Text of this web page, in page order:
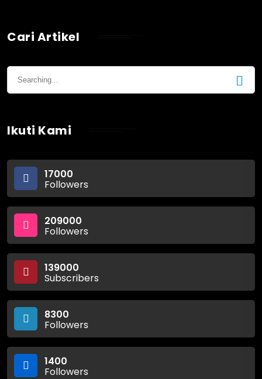
Cari Artikel
Ikuti Kami
17000
Followers
209000
Followers
139000
Subscribers
8300
Followers
1400
Followers